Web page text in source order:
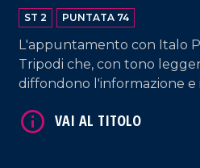
ST 2 PUNTATA 74
L'appuntamento con Italo
Tripodi che, con tono
diffondono l'informazione e
Lamezia Terme.
VAI AL TITOLO